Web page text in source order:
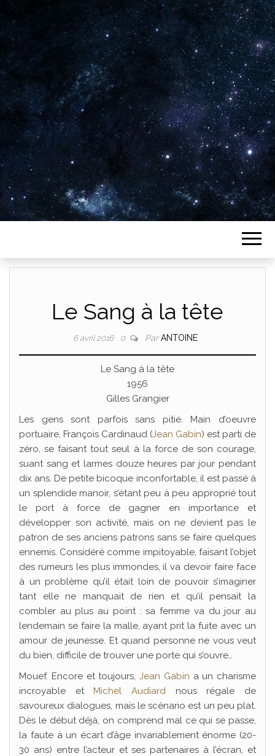
Plus de 2800 critiques de films
Le Sang à la tête
6 avril 2016 0 ParANTOINE
Le Sang à la tête
1956
Gilles Grangier
Les gens sont parfois sans pitié. Main d’oeuvre
portuaire, François Cardinaud (Jean Gabin) est parti de
zéro, se faisant tout seul à la force de son courage,
suant sang et larmes douze heures par jour pendant
dix ans. De petite bicoque inconfortable, il est passé à
un splendide manoir, s’étant peu à peu approprié tout
le port à force de gagner en importance et
développer son activité, mais on ne devient pas le
patron de ses anciens patrons sans se faire quelques
ennemis. Considéré comme impitoyable, faisant l’objet
des rumeurs les plus immondes, il va devoir faire face
à un problème qu’il était loin de pouvoir s’imaginer
tant elle ne manquait de rien et qu’il pensait la
combler au plus au point : sa femme va du jour au
lendemain se faire la malle, ayant prit la fuite avec un
amour de jeunesse. Et quand personne ne vous veut
du bien, difficile de trouver une porte qui s’ouvre…
Mouef. Encore et toujours, Jean Gabin a un charisme
incroyable et Michel Audiard nous régale de
savoureux dialogues, mais le scénario est un peu plat.
Dès le début déjà, on comprend mal ce qui se passe,
la faute à un écart d’âge invariablement énorme (20-
30 ans) entre l’acteur et ses partenaires à l’écran, et